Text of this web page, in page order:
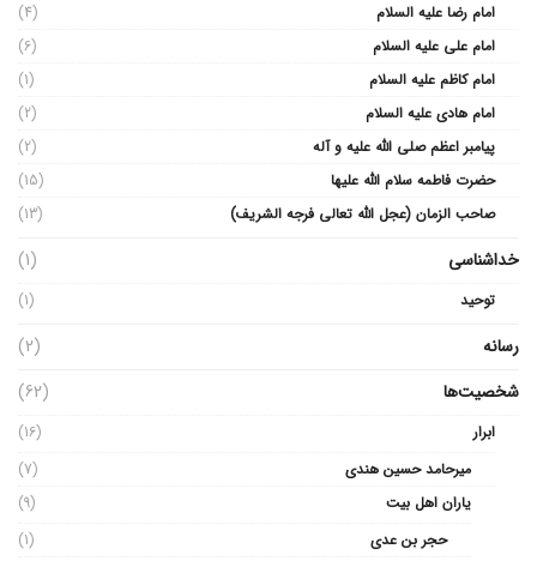
امام رضا علیه السلام
(4)
امام علی علیه السلام
(6)
امام کاظم علیه السلام
(1)
امام هادی علیه السلام
(2)
پیامبر اعظم صلی الله علیه و آله
(2)
حضرت فاطمه سلام الله علیها
(15)
صاحب الزمان (عجل الله تعالی فرجه الشریف)
(13)
خداشناسی (1)
توحید (1)
رسانه
(2)
شخصیت‌ها
(62)
ابرار
(16)
میرحامد حسین هندی
(7)
یاران اهل بیت
(9)
حجر بن عدی
(1)